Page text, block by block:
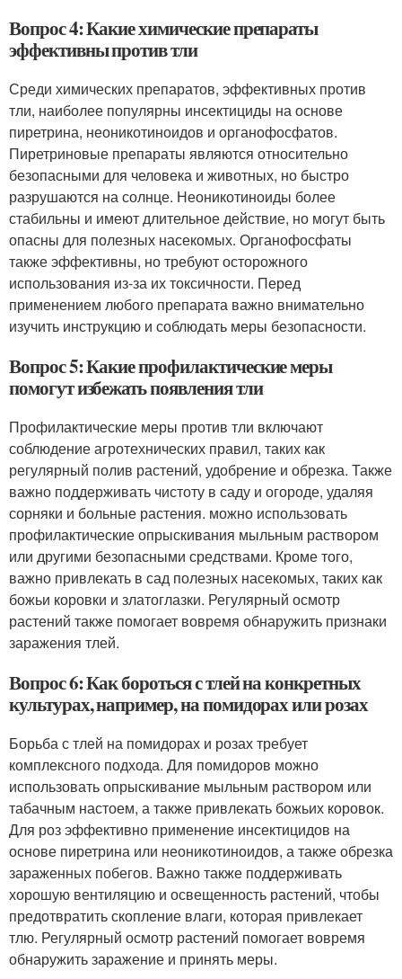
Вопрос 4: Какие химические препараты
эффективны против тли
Среди химических препаратов, эффективных против
тли, наиболее популярны инсектициды на основе
пиретрина, неоникотиноидов и органофосфатов.
Пиретриновые препараты являются относительно
безопасными для человека и животных, но быстро
разрушаются на солнце. Неоникотиноиды более
стабильны и имеют длительное действие, но могут быть
опасны для полезных насекомых. Органофосфаты
также эффективны, но требуют осторожного
использования из-за их токсичности. Перед
применением любого препарата важно внимательно
изучить инструкцию и соблюдать меры безопасности.
Вопрос 5: Какие профилактические меры
помогут избежать появления тли
Профилактические меры против тли включают
соблюдение агротехнических правил, таких как
регулярный полив растений, удобрение и обрезка. Также
важно поддерживать чистоту в саду и огороде, удаляя
сорняки и больные растения. можно использовать
профилактические опрыскивания мыльным раствором
или другими безопасными средствами. Кроме того,
важно привлекать в сад полезных насекомых, таких как
божьи коровки и златоглазки. Регулярный осмотр
растений также помогает вовремя обнаружить признаки
заражения тлей.
Вопрос 6: Как бороться с тлей на конкретных
культурах, например, на помидорах или розах
Борьба с тлей на помидорах и розах требует
комплексного подхода. Для помидоров можно
использовать опрыскивание мыльным раствором или
табачным настоем, а также привлекать божьих коровок.
Для роз эффективно применение инсектицидов на
основе пиретрина или неоникотиноидов, а также обрезка
зараженных побегов. Важно также поддерживать
хорошую вентиляцию и освещенность растений, чтобы
предотвратить скопление влаги, которая привлекает
тлю. Регулярный осмотр растений помогает вовремя
обнаружить заражение и принять меры.